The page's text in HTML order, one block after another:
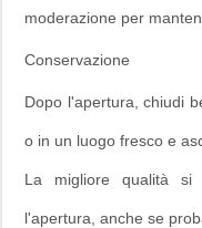
moderazione per
Conservazione
Dopo l'apertura, chiudi
o in un luogo fresco e
La migliore qualità
l'apertura, anche se